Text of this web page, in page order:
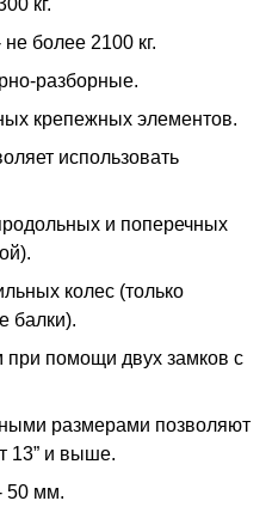
кг.
более 2100 кг.
разборные.
крепежных элементов.
использовать
и поперечных
колес (только
балки).
при помощи двух замков с
размерами позволяют
13” и выше.
50 мм.